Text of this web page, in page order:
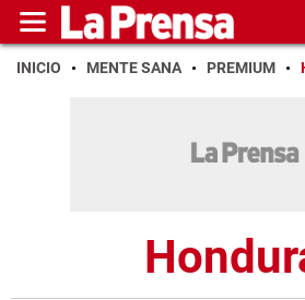
INICIO MENTE SANA PREMIUM